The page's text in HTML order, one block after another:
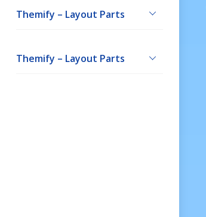
Themify – Layout Parts
Themify – Layout Parts